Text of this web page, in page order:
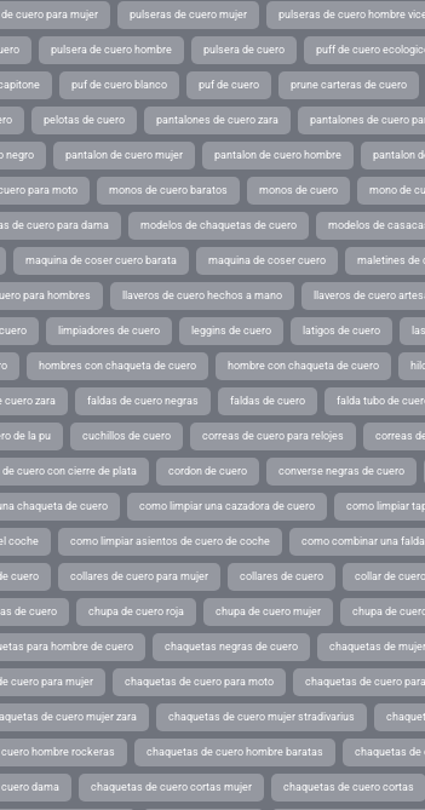
cuero para mujer pulseras de cuero mujer pulseras de cuero hombre
pulsera de cuero hombre pulsera de cuero puff de cuero
puf de cuero blanco puf de cuero prune carteras de cuero
pelotas de cuero pantalones de cuero zara pantalones de cuero
negro pantalon de cuero mujer pantalon de cuero hombre pantalon
para moto monos de cuero baratos monos de cuero mono de
de cuero para dama modelos de chaquetas de cuero modelos de
maquina de coser cuero barata maquina de coser cuero maletines de
para hombres llaveros de cuero hechos a mano llaveros de cuero
limpiadores de cuero leggins de cuero latigos de cuero
hombres con chaqueta de cuero hombre con chaqueta de cuero
cuero zara faldas de cuero negras faldas de cuero falda tubo de
de la pu cuchillos de cuero correas de cuero para relojes correas
de cuero con cierre de plata cordon de cuero converse negras de cuero
chaqueta de cuero como limpiar una cazadora de cuero como limpiar
coche como limpiar asientos de cuero de coche como combinar una
cuero collares de cuero para mujer collares de cuero collar de cuero
de cuero chupa de cuero roja chupa de cuero mujer chupa de
para hombre de cuero chaquetas negras de cuero chaquetas de
cuero para mujer chaquetas de cuero para moto chaquetas de cuero
de cuero mujer zara chaquetas de cuero mujer stradivarius
hombre rockeras chaquetas de cuero hombre baratas chaquetas de
dama chaquetas de cuero cortas mujer chaquetas de cuero cortas